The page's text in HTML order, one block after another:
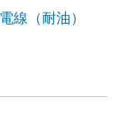
線（耐油）